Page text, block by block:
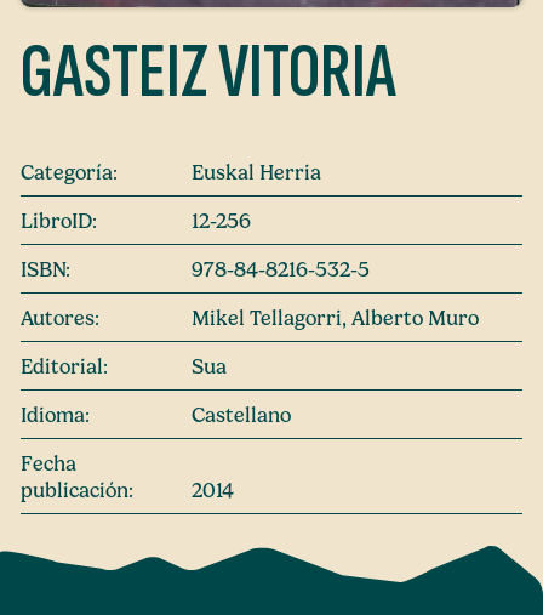
GASTEIZ VITORIA
Categoría:
Euskal Herria
LibroID:
12-256
ISBN:
978-84-8216-532-5
Autores:
Mikel Tellagorri, Alberto Muro
Editorial:
Sua
Idioma:
Castellano
Fecha
publicación:
2014